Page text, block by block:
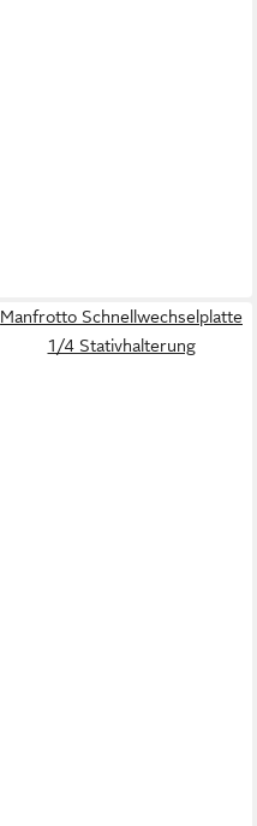
Manfrotto Schnellwechselplatte
1/4 Stativhalterung